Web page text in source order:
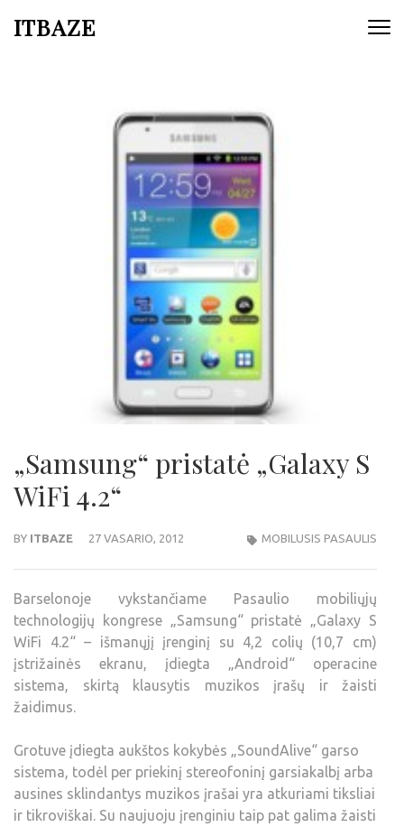
ITBAZE
„Samsung“ pristatė „Galaxy S
WiFi 4.2“
BY ITBAZE 27 VASARIO, 2012 MOBILUSIS PASAULIS
Barselonoje vykstančiame Pasaulio mobiliųjų
technologijų kongrese „Samsung“ pristatė „Galaxy S
WiFi 4.2“ – išmanųjį įrenginį su 4,2 colių (10,7 cm)
įstrižainės ekranu, įdiegta „Android“ operacine
sistema, skirtą klausytis muzikos įrašų ir žaisti
žaidimus.
Grotuve įdiegta aukštos kokybės „SoundAlive“ garso
sistema, todėl per priekinį stereofoninį garsiakalbį arba
ausines sklindantys muzikos įrašai yra atkuriami tiksliai
ir tikroviškai. Su naujuoju įrenginiu taip pat galima žaisti